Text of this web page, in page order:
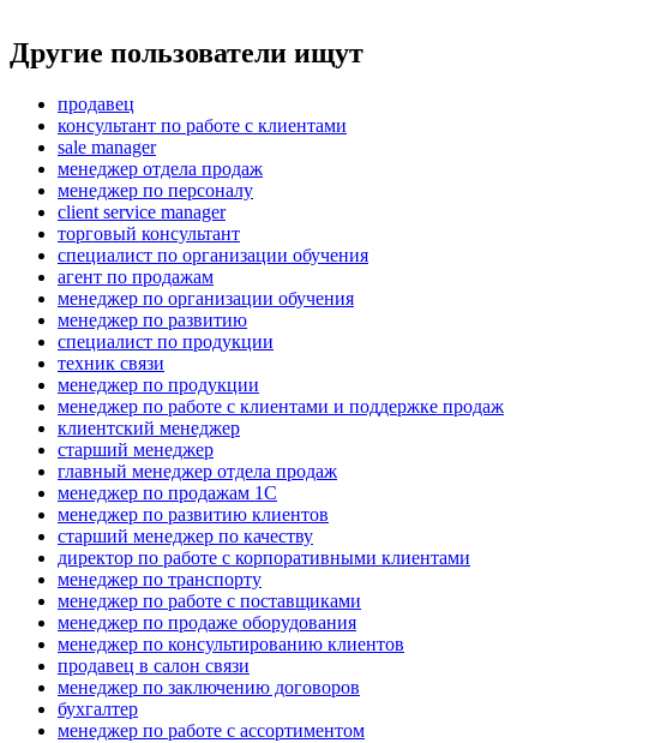
Другие пользователи ищут
продавец
консультант по работе с клиентами
sale manager
менеджер отдела продаж
менеджер по персоналу
client service manager
торговый консультант
специалист по организации обучения
агент по продажам
менеджер по организации обучения
менеджер по развитию
специалист по продукции
техник связи
менеджер по продукции
менеджер по работе с клиентами и поддержке продаж
клиентский менеджер
старший менеджер
главный менеджер отдела продаж
менеджер по продажам 1С
менеджер по развитию клиентов
старший менеджер по качеству
директор по работе с корпоративными клиентами
менеджер по транспорту
менеджер по работе с поставщиками
менеджер по продаже оборудования
менеджер по консультированию клиентов
продавец в салон связи
менеджер по заключению договоров
бухгалтер
менеджер по работе с ассортиментом